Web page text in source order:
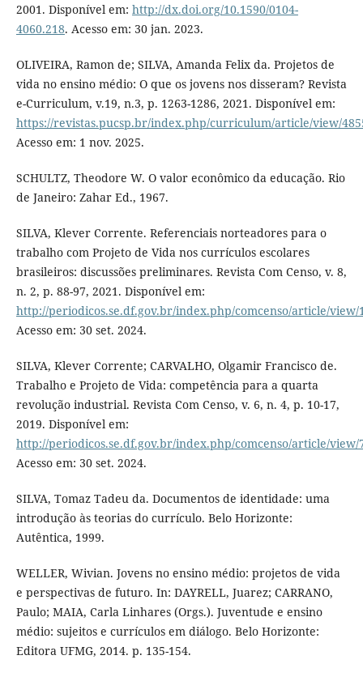
2001. Disponível em: http://dx.doi.org/10.1590/0104-
4060.218. Acesso em: 30 jan. 2023.
OLIVEIRA, Ramon de; SILVA, Amanda Felix da. Projetos de
vida no ensino médio: O que os jovens nos disseram? Revista
e-Curriculum, v.19, n.3, p. 1263-1286, 2021. Disponível em:
https://revistas.pucsp.br/index.php/curriculum/article/view/
Acesso em: 1 nov. 2025.
SCHULTZ, Theodore W. O valor econômico da educação. Rio
de Janeiro: Zahar Ed., 1967.
SILVA, Klever Corrente. Referenciais norteadores para o
trabalho com Projeto de Vida nos currículos escolares
brasileiros: discussões preliminares. Revista Com Censo, v. 8,
n. 2, p. 88-97, 2021. Disponível em:
http://periodicos.se.df.gov.br/index.php/comcenso/article/view/
Acesso em: 30 set. 2024.
SILVA, Klever Corrente; CARVALHO, Olgamir Francisco de.
Trabalho e Projeto de Vida: competência para a quarta
revolução industrial. Revista Com Censo, v. 6, n. 4, p. 10-17,
2019. Disponível em:
http://periodicos.se.df.gov.br/index.php/comcenso/article/view/
Acesso em: 30 set. 2024.
SILVA, Tomaz Tadeu da. Documentos de identidade: uma
introdução às teorias do currículo. Belo Horizonte:
Autêntica, 1999.
WELLER, Wivian. Jovens no ensino médio: projetos de vida
e perspectivas de futuro. In: DAYRELL, Juarez; CARRANO,
Paulo; MAIA, Carla Linhares (Orgs.). Juventude e ensino
médio: sujeitos e currículos em diálogo. Belo Horizonte:
Editora UFMG, 2014. p. 135-154.